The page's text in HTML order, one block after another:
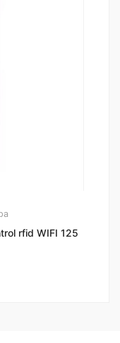
rfid WIFI 125